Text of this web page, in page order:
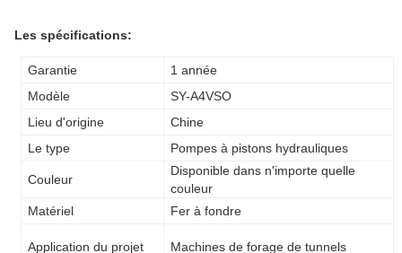
Les spécifications:
Garantie
1 année
Modèle
SY-A4VSO
Lieu d'origine
Chine
Le type
Pompes à pistons hydrauliques
Couleur
Disponible dans n'importe quelle
couleur
Matériel
Fer à fondre
Application du projet Machines de forage de tunnels